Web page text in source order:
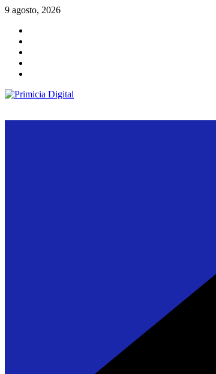
Saltar
contenido
9 agosto, 2026